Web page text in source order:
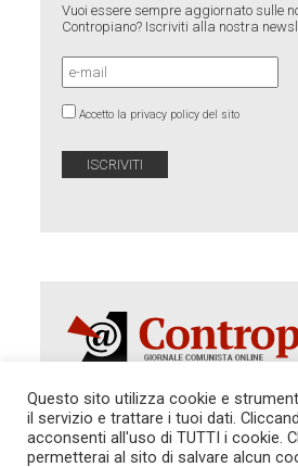
Vuoi essere sempre aggiornato sulle
Contropiano? Iscriviti alla nostra
Accetto la privacy policy del sito
Autorizzazione del Tribunale di Roma
dicembre 2014. Direttore Responsabile:
Questo sito utilizza cookie e
il servizio e trattare i tuoi dati.
acconsenti all'uso di TUTTI i cookie.
permetterai al sito di salvare alcun